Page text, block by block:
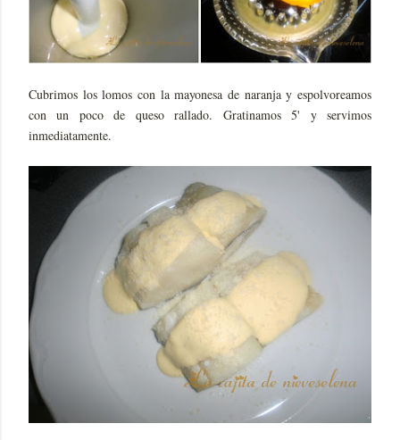
Cubrimos los lomos con la mayonesa de naranja y espolvoreamos
con un poco de queso rallado. Gratinamos 5' y servimos
inmediatamente.